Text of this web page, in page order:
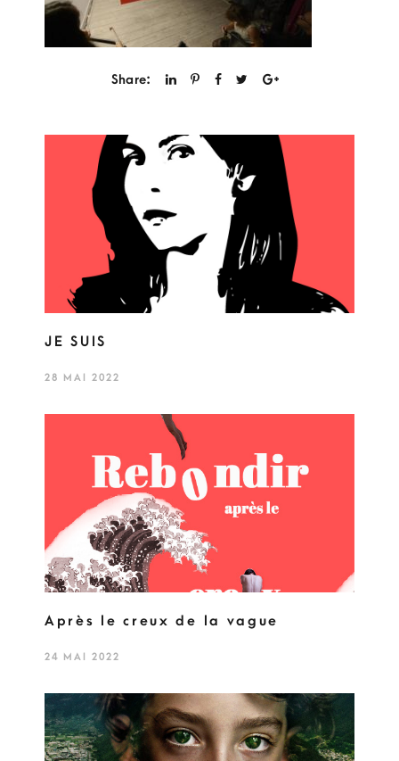
Share:
JE SUIS
28 MAI 2022
Après le creux de la vague
24 MAI 2022